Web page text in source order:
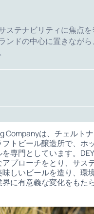
ステナビリティに焦点
ンドの中心に置きなが
Company
Companyは、チェルト
トビール醸造所で、ホ
専門としています。
プローチをとり、サス
しいビールを造り、環
界に有意義な変化をもた